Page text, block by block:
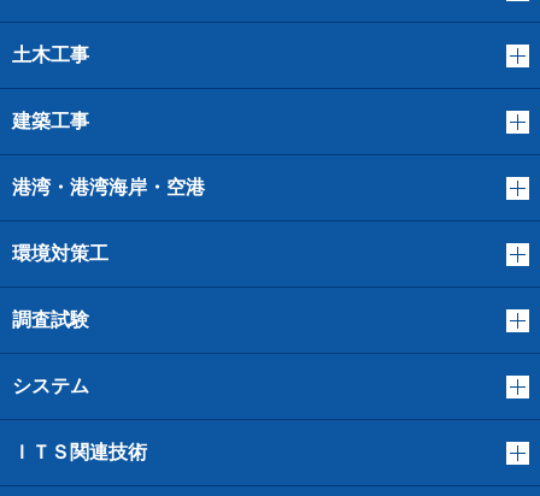
土木工事
建築工事
港湾・港湾海岸・空港
環境対策工
調査試験
システム
ＩＴＳ関連技術